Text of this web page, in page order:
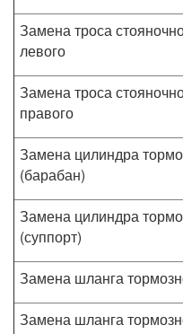
Замена троса
левого
Замена троса
правого
Замена цилиндра
(барабан)
Замена цилиндра
(суппорт)
Замена шланга
Замена шланга